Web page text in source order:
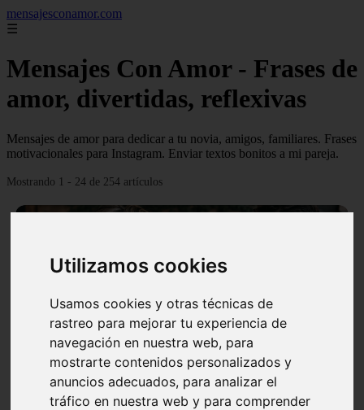
Utilizamos cookies
Usamos cookies y otras técnicas de
rastreo para mejorar tu experiencia de
navegación en nuestra web, para
mostrarte contenidos personalizados y
anuncios adecuados, para analizar el
tráfico en nuestra web y para comprender
mensajesconamor.com
☰
Mensajes Con Amor - Frases de
amor, divertidas, reflexivas
Mensajes de amor para dedicar a tu novia, amigos, familiares. Frases
motivacionales para Instagram. Enviar textos bonitos a mi pareja.
Mostrando 1 - 24 de 254 artículos
✓ 40 mensajes de buenos días para novio que le
alegrarán el día